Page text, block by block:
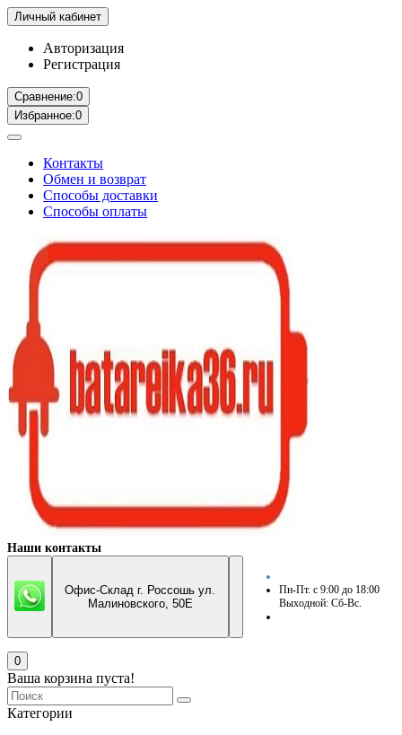
Личный кабинет
Авторизация
Регистрация
Сравнение:0
Избранное:0
Контакты
Обмен и возврат
Способы доставки
Способы оплаты
Наши контакты
Офис-Склад г. Россошь ул.
Малиновского, 50Е
Пн-Пт. с 9:00 до 18:00
Выходной: Сб-Вс.
0
Ваша корзина пуста!
Категории